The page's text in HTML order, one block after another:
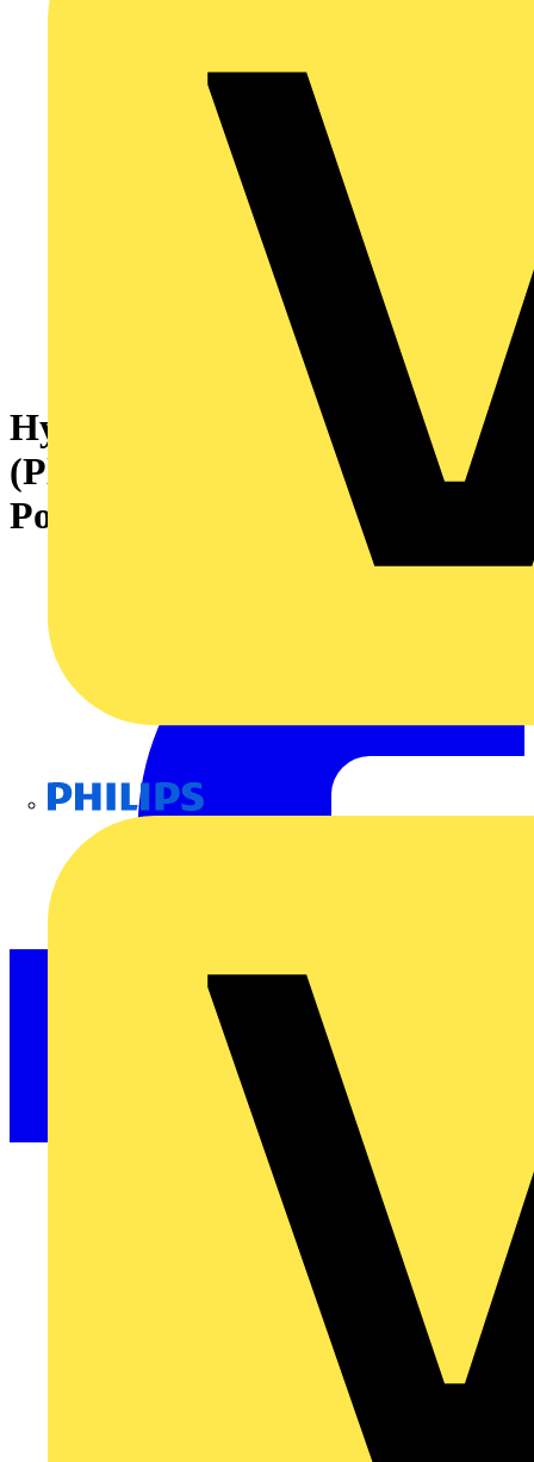
Hybridsteckverbinder
(Platinenanschluss), 7.62 mm,
Polzahl: 2, Abgangswinkel: 90°